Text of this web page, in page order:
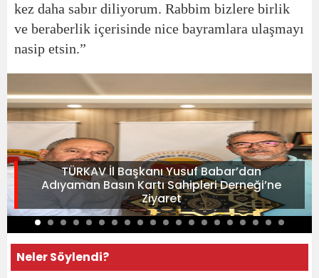
kez daha sabır diliyorum. Rabbim bizlere birlik
ve beraberlik içerisinde nice bayramlara ulaşmayı
nasip etsin.”
TÜRKAV İl Başkanı Yusuf Babar’dan
Adıyaman Basın Kartı Sahipleri Derneği’ne
Ziyaret
Neler Söylendi?